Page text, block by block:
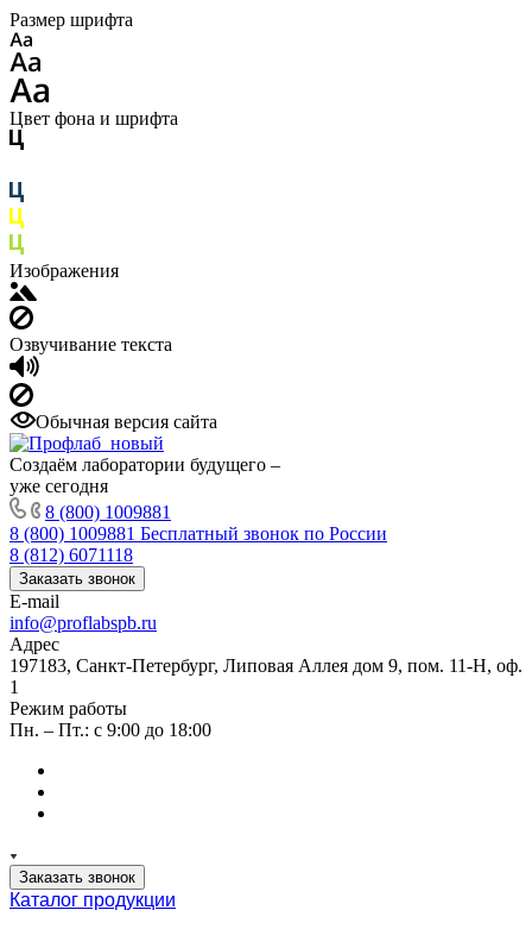
Размер шрифта
Цвет фона и шрифта
Изображения
Озвучивание текста
Обычная версия сайта
Создаём лаборатории будущего –
уже сегодня
8 (800) 1009881
8 (800) 1009881 Бесплатный звонок по России
8 (812) 6071118
Заказать звонок
E-mail
info@proflabspb.ru
Адрес
197183, Санкт-Петербург, Липовая Аллея дом 9, пом. 11-Н, оф.
1
Режим работы
Пн. – Пт.: с 9:00 до 18:00
Заказать звонок
Каталог продукции